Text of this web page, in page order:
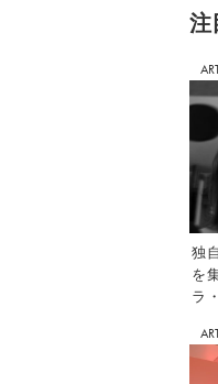
注
独
を
ラ